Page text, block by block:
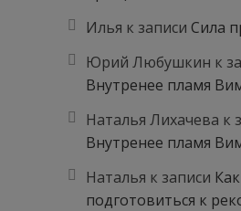
Илья к записи Сила
Юрий Любушкин к
Внутренее пламя
Наталья Лихачева к
Внутренее пламя
Наталья к записи Как
подготовиться к